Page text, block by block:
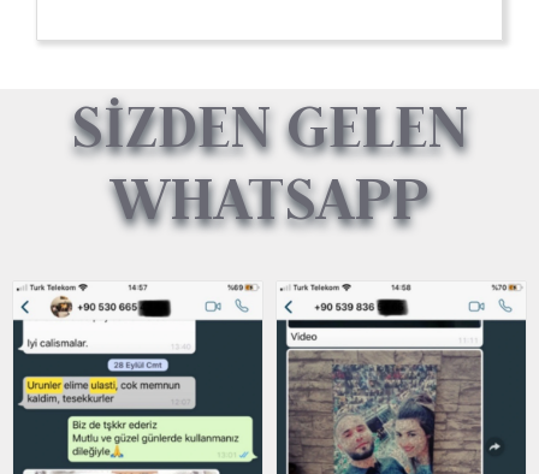
SİZDEN GELEN
WHATSAPP